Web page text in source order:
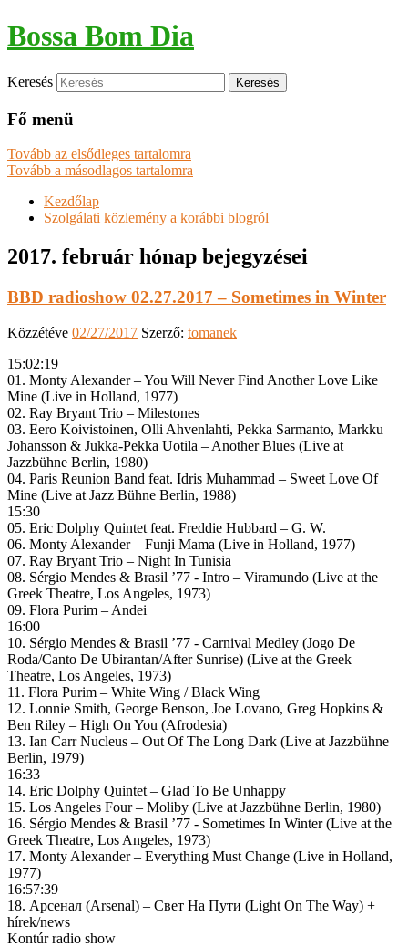
Bossa Bom Dia
Keresés
Fő menü
Tovább az elsődleges tartalomra
Tovább a másodlagos tartalomra
Kezdőlap
Szolgálati közlemény a korábbi blogról
2017. február hónap bejegyzései
BBD radioshow 02.27.2017 – Sometimes in Winter
Közzétéve 02/27/2017 Szerző: tomanek
15:02:19
01. Monty Alexander – You Will Never Find Another Love Like
Mine (Live in Holland, 1977)
02. Ray Bryant Trio – Milestones
03. Eero Koivistoinen, Olli Ahvenlahti, Pekka Sarmanto, Markku
Johansson & Jukka-Pekka Uotila – Another Blues (Live at
Jazzbühne Berlin, 1980)
04. Paris Reunion Band feat. Idris Muhammad – Sweet Love Of
Mine (Live at Jazz Bühne Berlin, 1988)
15:30
05. Eric Dolphy Quintet feat. Freddie Hubbard – G. W.
06. Monty Alexander – Funji Mama (Live in Holland, 1977)
07. Ray Bryant Trio – Night In Tunisia
08. Sérgio Mendes & Brasil ’77 ‎- Intro – Viramundo (Live at the
Greek Theatre, Los Angeles, 1973)
09. Flora Purim – Andei
16:00
10. Sérgio Mendes & Brasil ’77 ‎- Carnival Medley (Jogo De
Roda/Canto De Ubirantan/After Sunrise) (Live at the Greek
Theatre, Los Angeles, 1973)
11. Flora Purim – White Wing / Black Wing
12. Lonnie Smith, George Benson, Joe Lovano, Greg Hopkins &
Ben Riley – High On You (Afrodesia)
13. Ian Carr Nucleus – Out Of The Long Dark (Live at Jazzbühne
Berlin, 1979)
16:33
14. Eric Dolphy Quintet – Glad To Be Unhappy
15. Los Angeles Four – Moliby (Live at Jazzbühne Berlin, 1980)
16. Sérgio Mendes & Brasil ’77 ‎- Sometimes In Winter (Live at the
Greek Theatre, Los Angeles, 1973)
17. Monty Alexander – Everything Must Change (Live in Holland,
1977)
16:57:39
18. Арсенал (Arsenal) – Свет На Пути (Light On The Way) +
hírek/news
Kontúr radio show